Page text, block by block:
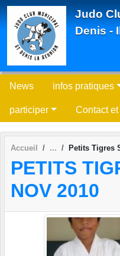
Judo
Denis -
News infos pratiques
participer Contact
Accueil Petits Tigres
PETITS
NOV 2010
Panneau de gestion des